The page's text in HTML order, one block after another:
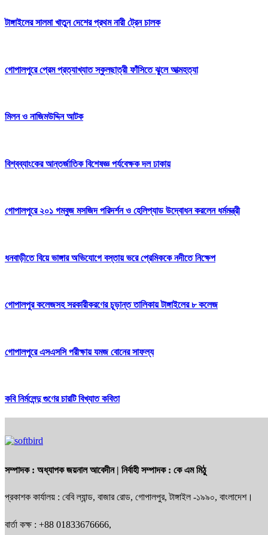
টাঙ্গাইলের সালমা খাতুন দেশের প্রথম নারী ট্রেন চালক
গোপালপুরে প্রেম প্রত্যাখ্যাত স্কুলছাত্রী ফাঁসিতে ঝুলে আত্মহত্যা
মিলন ও নাজিমউদ্দিন আটক
বিশ্বব্যাংকের আন্তর্জাতিক বিশেষজ্ঞ পর্যবেক্ষক দল ঢাকায়
গোপালপুরে ২০১ গম্বুজ মসজিদ পরিদর্শন ও হেলিপ্যাড উদ্বোধন করলেন ধর্মমন্ত্রী
ধনবাড়ীতে বিয়ে ভাঙ্গার অভিযোগে বস্তায় ভরে প্রেমিককে নদীতে নিক্ষেপ
গোপালপুর কলেজসহ সরকারীকরণের চূড়ান্ত তালিকায় টাঙ্গাইলের ৮ কলেজ
গোপালপুরে এসএসসি পরীক্ষায় যমজ বোনের সাফল্য
কবি নির্মলেন্দু গুণের চারটি বিখ্যাত কবিতা
সম্পাদক : অধ্যাপক জয়নাল আবেদীন| নির্বাহী সম্পাদক : কে এম মিঠু
প্রকাশক কার্যালয় : বেবি ল্যান্ড, বাজার রোড, গোপালপুর, টাঙ্গাইল -১৯৯০, বাংলাদেশ।
বার্তা কক্ষ : +88 01833676666,